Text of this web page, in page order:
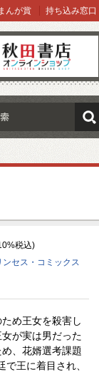
ンショップ
んが賞 持ち込み窓口
検索
税込)
ンセス・コミックス
め王女を殺害し
が実は男だった
、花婿選考課題
王に着目され、